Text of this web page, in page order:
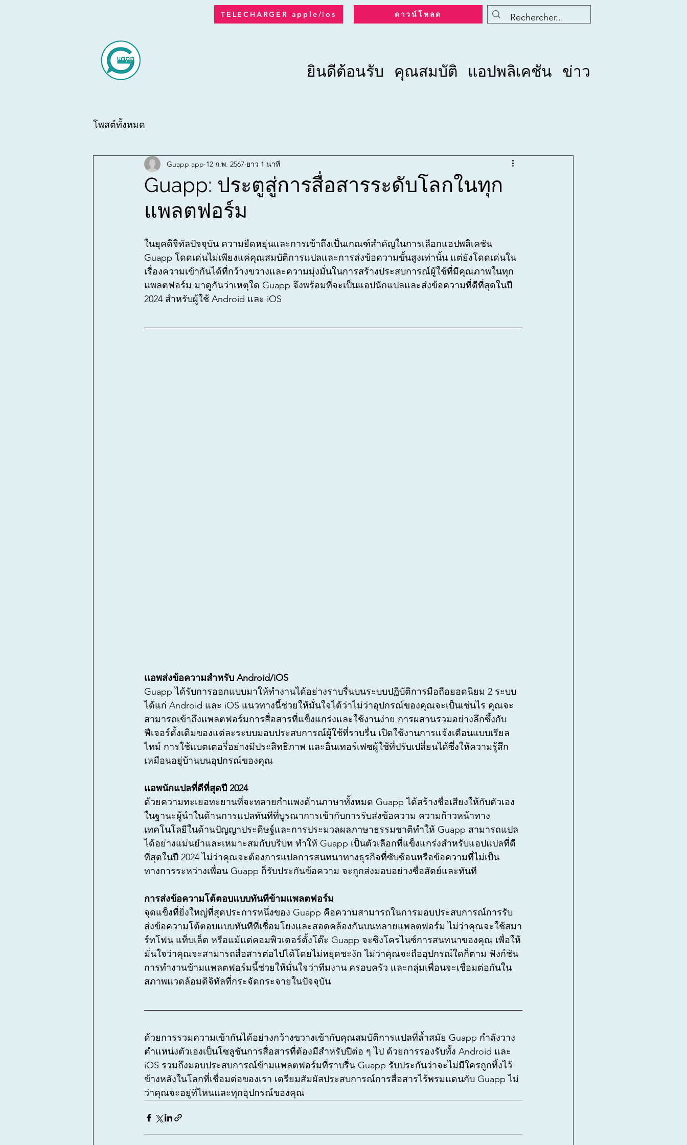
ดาวน์โหลด
TELECHARGER apple/ios
ยินดีต้อนรับ คุณสมบัติ แอปพลิเคชัน ข่าว
โพสต์ทั้งหมด
Guapp: ประตูสู่การสื่อสารระดับโลกในทุก
แพลตฟอร์ม
Guapp app 12 ก.พ. 2567 ยาว 1 นาที
ในยุคดิจิทัลปัจจุบัน ความยืดหยุ่นและการเข้าถึงเป็นเกณฑ์สำคัญในการเลือกแอปพลิเคชัน
Guapp โดดเด่นไม่เพียงแค่คุณสมบัติการแปลและการส่งข้อความขั้นสูงเท่านั้น แต่ยังโดดเด่นใน
เรื่องความเข้ากันได้ที่กว้างขวางและความมุ่งมั่นในการสร้างประสบการณ์ผู้ใช้ที่มีคุณภาพในทุก
แพลตฟอร์ม มาดูกันว่าเหตุใด Guapp จึงพร้อมที่จะเป็นแอปนักแปลและส่งข้อความที่ดีที่สุดในปี
2024 สำหรับผู้ใช้ Android และ iOS
แอพส่งข้อความสำหรับ Android/iOS
Guapp ได้รับการออกแบบมาให้ทำงานได้อย่างราบรื่นบนระบบปฏิบัติการมือถือยอดนิยม 2 ระบบ
ได้แก่ Android และ iOS แนวทางนี้ช่วยให้มั่นใจได้ว่าไม่ว่าอุปกรณ์ของคุณจะเป็นเช่นไร คุณจะ
สามารถเข้าถึงแพลตฟอร์มการสื่อสารที่แข็งแกร่งและใช้งานง่าย การผสานรวมอย่างลึกซึ้งกับ
ฟีเจอร์ดั้งเดิมของแต่ละระบบมอบประสบการณ์ผู้ใช้ที่ราบรื่น เปิดใช้งานการแจ้งเตือนแบบเรียล
ไทม์ การใช้แบตเตอรี่อย่างมีประสิทธิภาพ และอินเทอร์เฟซผู้ใช้ที่ปรับเปลี่ยนได้ซึ่งให้ความรู้สึก
เหมือนอยู่บ้านบนอุปกรณ์ของคุณ
แอพนักแปลที่ดีที่สุดปี 2024
ด้วยความทะเยอทะยานที่จะทลายกำแพงด้านภาษาทั้งหมด Guapp ได้สร้างชื่อเสียงให้กับตัวเอง
ในฐานะผู้นำในด้านการแปลทันทีที่บูรณาการเข้ากับการรับส่งข้อความ ความก้าวหน้าทาง
เทคโนโลยีในด้านปัญญาประดิษฐ์และการประมวลผลภาษาธรรมชาติทำให้ Guapp สามารถแปล
ได้อย่างแม่นยำและเหมาะสมกับบริบท ทำให้ Guapp เป็นตัวเลือกที่แข็งแกร่งสำหรับแอปแปลที่ดี
ที่สุดในปี 2024 ไม่ว่าคุณจะต้องการแปลการสนทนาทางธุรกิจที่ซับซ้อนหรือข้อความที่ไม่เป็น
ทางการระหว่างเพื่อน Guapp ก็รับประกันข้อความ จะถูกส่งมอบอย่างซื่อสัตย์และทันที
การส่งข้อความโต้ตอบแบบทันทีข้ามแพลตฟอร์ม
จุดแข็งที่ยิ่งใหญ่ที่สุดประการหนึ่งของ Guapp คือความสามารถในการมอบประสบการณ์การรับ
ส่งข้อความโต้ตอบแบบทันทีที่เชื่อมโยงและสอดคล้องกันบนหลายแพลตฟอร์ม ไม่ว่าคุณจะใช้สมา
ร์ทโฟน แท็บเล็ต หรือแม้แต่คอมพิวเตอร์ตั้งโต๊ะ Guapp จะซิงโครไนซ์การสนทนาของคุณ เพื่อให้
มั่นใจว่าคุณจะสามารถสื่อสารต่อไปได้โดยไม่หยุดชะงัก ไม่ว่าคุณจะถืออุปกรณ์ใดก็ตาม ฟังก์ชัน
การทำงานข้ามแพลตฟอร์มนี้ช่วยให้มั่นใจว่าทีมงาน ครอบครัว และกลุ่มเพื่อนจะเชื่อมต่อกันใน
สภาพแวดล้อมดิจิทัลที่กระจัดกระจายในปัจจุบัน
ด้วยการรวมความเข้ากันได้อย่างกว้างขวางเข้ากับคุณสมบัติการแปลที่ล้ำสมัย Guapp กำลังวาง
ตำแหน่งตัวเองเป็นโซลูชันการสื่อสารที่ต้องมีสำหรับปีต่อ ๆ ไป ด้วยการรองรับทั้ง Android และ
iOS รวมถึงมอบประสบการณ์ข้ามแพลตฟอร์มที่ราบรื่น Guapp รับประกันว่าจะไม่มีใครถูกทิ้งไว้
ข้างหลังในโลกที่เชื่อมต่อของเรา เตรียมสัมผัสประสบการณ์การสื่อสารไร้พรมแดนกับ Guapp ไม่
ว่าคุณจะอยู่ที่ไหนและทุกอุปกรณ์ของคุณ